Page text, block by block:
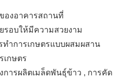
งอาคารสถานที่
บให้มีความสวยงาม
ำการเกษตรแบบผสมผสาน
เกษตร
รผลิตเมล็ดพันธุ์ข้าว , การคัด